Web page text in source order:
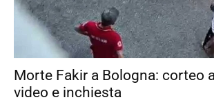
Morte Fakir a Bologna: corteo
video e inchiesta